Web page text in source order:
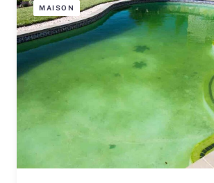
MAISON